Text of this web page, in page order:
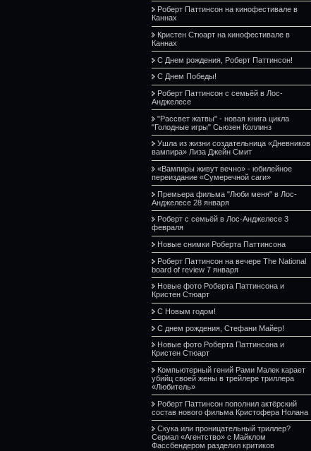
Роберт Паттинсон на кинофестивале в
Каннах
Кристен Стюарт на кинофестивале в
Каннах
С Днем рождения, Роберт Паттинсон!
С Днем Победы!
Роберт Паттинсон с семьёй в Лос-
Анджелесе
"Рассвет жатвы" - новая книга цикла
"Голодные игры" Сьюзен Коллинз
Ушла из жизни создательница «Дневников
вампира» Лиза Джейн Смит
«Вампиры живут вечно» - юбилейное
переиздание «Сумеречной саги»
Премьера фильма "Люби меня" в Лос-
Анджелесе 28 января
Роберт с семьёй в Лос-Анджелесе 3
февраля
Новые снимки Роберта Паттинсона
Роберт Паттинсон на вечере The National
board of review 7 января
Новые фото Роберта Паттинсона и
Кристен Стюарт
С Новым годом!
С днем рождения, Стефани Майер!
Новые фото Роберта Паттинсона и
Кристен Стюарт
Компьютерный гений Рами Малек карает
убийц своей жены в трейлере триллера
«Любитель»
Роберт Паттинсон пополнил актёрский
состав нового фильма Кристофера Нолана
Скука или проницательный триллер?
Сериал «Агентство» с Майклом
Фассбендером разделил критиков